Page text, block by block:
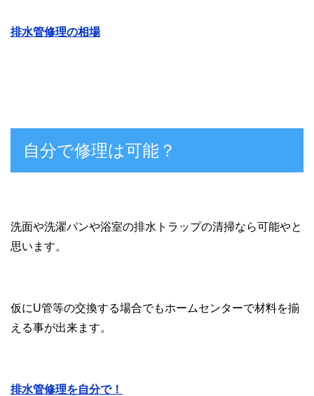
排水管修理の相場
自分で修理は可能？
洗面や洗濯パンや浴室の排水トラップの清掃なら可能やと
思います。
仮にU管等の交換する場合でもホームセンターで材料を揃
える事が出来ます。
排水管修理を自分で！